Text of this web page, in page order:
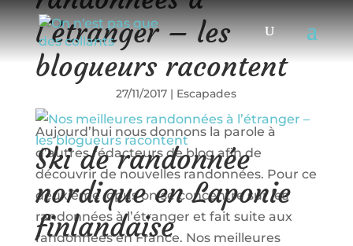
l’étranger – les
blogueurs racontent
27/11/2017 | Escapades
Aujourd’hui nous donnons la parole à
d’autres rédacteurs de blog afin de
découvrir de nouvelles randonnées. Pour ce
deuxième opus on se concentre sur les
randonnées à l’étranger et fait suite aux
randonnées en France. Nos meilleures
Ski de randonnée
nordique en Laponie
finlandaise